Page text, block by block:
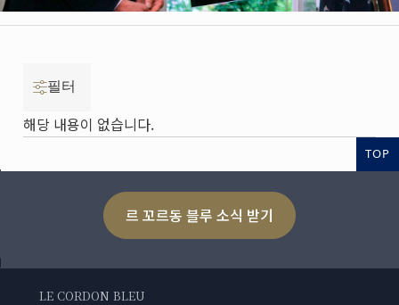
필터
해당 내용이 없습니다.
TOP
르 꼬르동 블루 소식 받기
LE CORDON BLEU